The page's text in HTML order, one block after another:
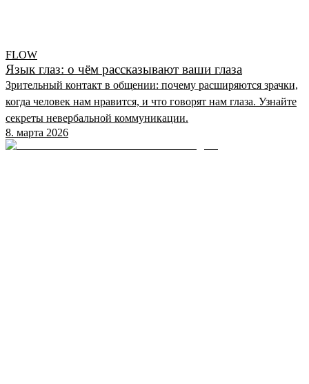
FLOW
Язык глаз: о чём рассказывают ваши глаза
Зрительный контакт в общении: почему расширяются зрачки,
когда человек нам нравится, и что говорят нам глаза. Узнайте
секреты невербальной коммуникации.
8. марта 2026